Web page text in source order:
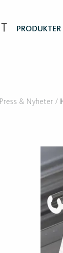
PRODUKTER
Press & Nyheter